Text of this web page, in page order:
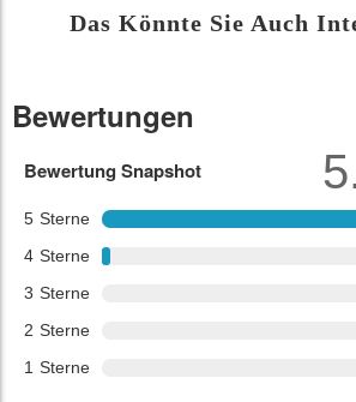
Das Könnte Sie Auch
Bewertungen
Bewertung Snapshot
5 Sterne
4 Sterne
3 Sterne
2 Sterne
1 Sterne